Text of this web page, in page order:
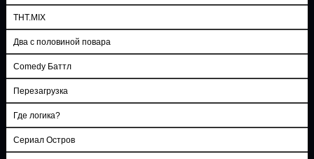
ТНТ.MIX
Два с половиной повара
Comedy Баттл
Перезагрузка
Где логика?
Сериал Остров